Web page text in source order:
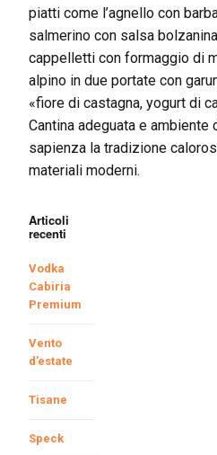
piatti come l’agnello con
salmerino con salsa
cappelletti con formaggio di
alpino in due portate con
«fiore di castagna, yogurt di
Cantina adeguata e ambiente
sapienza la tradizione
materiali moderni.
Articoli
recenti
Vodka
Cabiria
Premium
Vento
d’estate
Tisane
Speck